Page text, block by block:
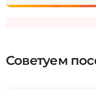
Советуем